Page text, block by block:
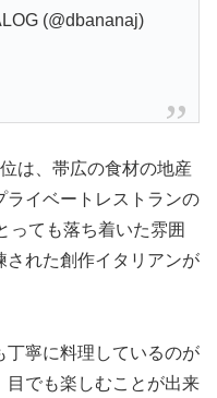
(@dbananaj)
は、帯広の食材の地産
ライベートレストランの
っても落ち着いた雰囲
された創作イタリアンが
丁寧に料理しているのが
目でも楽しむことが出来